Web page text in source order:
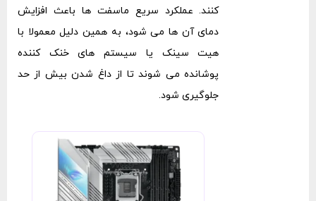
‌کنند. عملکرد سریع ماسفت ‌ها باعث افزایش
دمای آن ‌ها می‌ شود، به همین دلیل معمولا با
هیت ‌سینک یا سیستم ‌های خنک‌ کننده
پوشانده می ‌شوند تا از داغ شدن بیش از حد
جلوگیری شود.